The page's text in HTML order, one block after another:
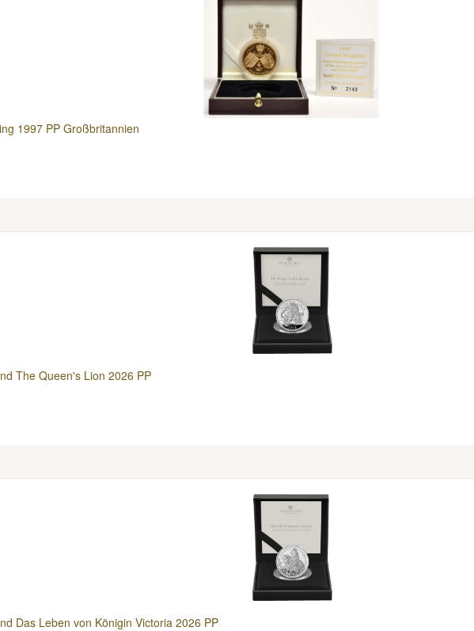
1997 PP Großbritannien
The Queen's Lion 2026 PP
Das Leben von Königin Victoria 2026 PP